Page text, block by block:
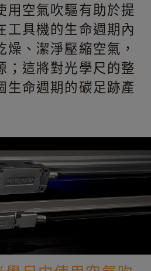
用空氣吹驅有助於提
工具機的生命週期內
、潔淨壓縮空氣，
；這將對光學尺的整
生命週期的碳足跡產